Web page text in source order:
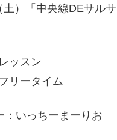
）「中央線DEサル
スン
ータイム
いっちーまーりお